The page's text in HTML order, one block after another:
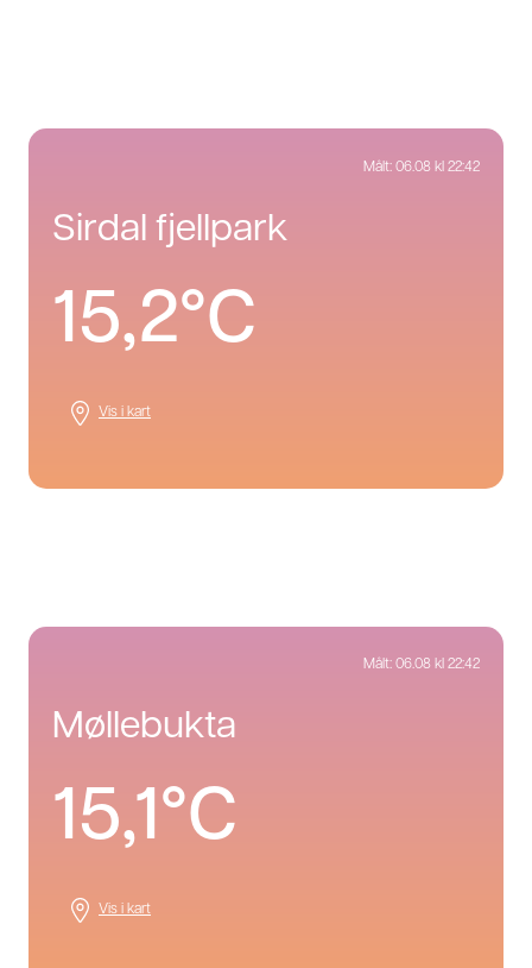
Målt: 06.08 kl 22:42
sirdal fjellpark
15,2°C
Vis i kart
Målt: 06.08 kl 22:42
møllebukta
15,1°C
Vis i kart